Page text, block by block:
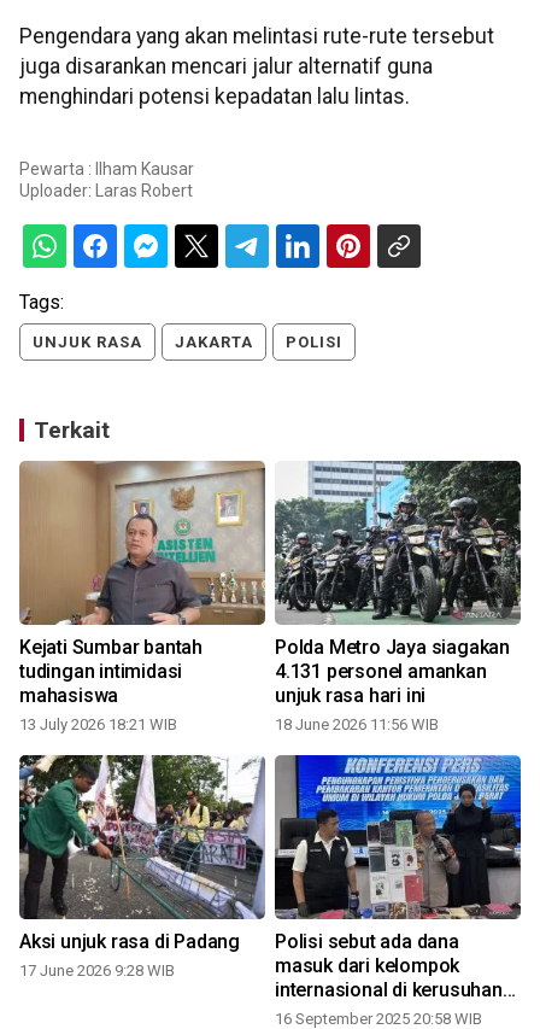
Pengendara yang akan melintasi rute-rute tersebut
juga disarankan mencari jalur alternatif guna
menghindari potensi kepadatan lalu lintas.
Pewarta : Ilham Kausar
Uploader:
Laras Robert
Tags:
UNJUK RASA JAKARTA POLISI
Terkait
Kejati Sumbar bantah
tudingan intimidasi
mahasiswa
13 July 2026 18:21 WIB
Polda Metro Jaya siagakan
4.131 personel amankan
unjuk rasa hari ini
18 June 2026 11:56 WIB
Aksi unjuk rasa di Padang
17 June 2026 9:28 WIB
Polisi sebut ada dana
masuk dari kelompok
internasional di kerusuhan
Bandung
16 September 2025 20:58 WIB